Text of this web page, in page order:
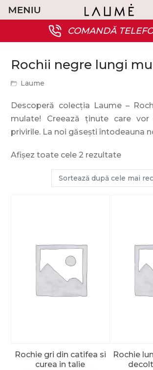
COMANDĂ
Rochii negre lungi
Laume
Descoperă colecția Laume –
mulate! Creează ținute care
privirile. La noi găsești întodeauna
Afișez toate cele 2 rezultate
Rochie gri din catifea si
curea in talie
Rochie